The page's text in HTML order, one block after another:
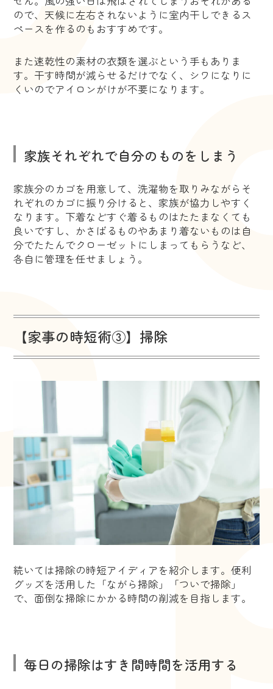
ので、天候に左右されないように室内干しできるス
ペースを作るのもおすすめです。
また速乾性の素材の衣類を選ぶという手もありま
す。干す時間が減らせるだけでなく、シワになりに
くいのでアイロンがけが不要になります。
家族それぞれで自分のものをしまう
家族分のカゴを用意して、洗濯物を取りみながらそ
れぞれのカゴに振り分けると、家族が協力しやすく
なります。下着などすぐ着るものはたたまなくても
良いですし、かさばるものやあまり着ないものは自
分でたたんでクローゼットにしまってもらうなど、
各自に管理を任せましょう。
【家事の時短術③】掃除
続いては掃除の時短アイディアを紹介します。便利
グッズを活用した「ながら掃除」「ついで掃除」
で、面倒な掃除にかかる時間の削減を目指します。
毎日の掃除はすき間時間を活用する